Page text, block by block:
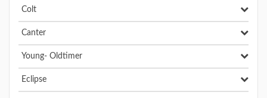
Colt
Canter
Young- Oldtimer
Eclipse